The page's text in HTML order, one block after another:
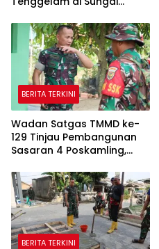
BERITA TERKINI
Wadan Satgas TMMD ke-
129 Tinjau Pembangunan
Sasaran 4 Poskamling,
Perencanaan
BERITA TERKINI